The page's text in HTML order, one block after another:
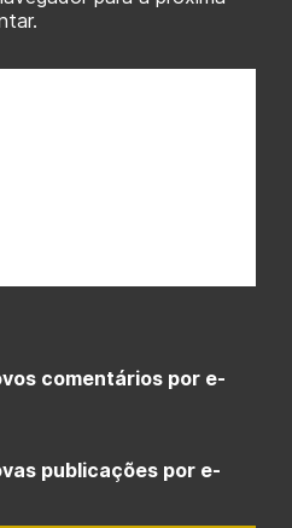
comentários por e-
publicações por e-